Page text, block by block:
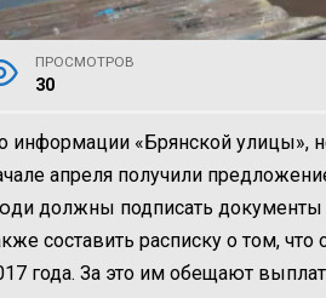
ПРОСМОТРОВ
30
информации «Брянской улицы»,
апреля получили
должны подписать документы
составить расписку о том, что
года. За это им обещают